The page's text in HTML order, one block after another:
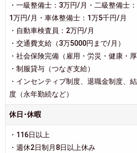
・一級整備士：3万円/月・二級整備士
1万円/月・車体整備士：1万5千円/月
・自動車検査員：2万円/月
・交通費支給（3万5000円まで/月）
・社会保険完備（雇用・労災・健康・厚
・制服貸与（つなぎ支給）
・インセンティブ制度、退職金制度、
度（永年勤続など）
休日･休暇
・116日以上
・週休2日制月8日以上休み